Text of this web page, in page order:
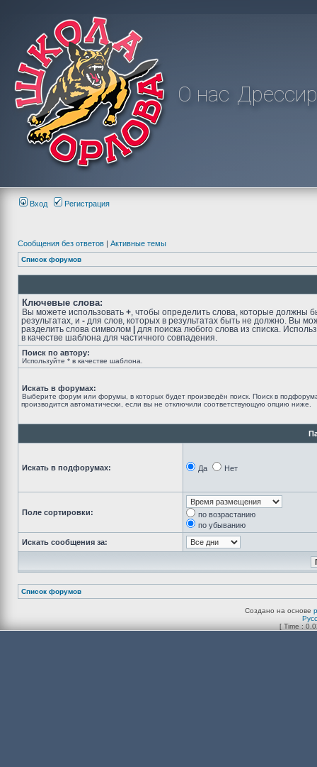
О нас
Вход Регистрация
Сообщения без ответов | Активные темы
Список форумов
Ключевые слова:
Вы можете использовать + , чтобы определить слова, которые должны
результатах, и - для слов, которых в результатах быть не должно. Вы
разделить слова символом
для поиска любого слова из списка.
в качестве шаблона для частичного совпадения.
Поиск по автору:
Используйте * в качестве шаблона.
Искать в форумах:
Выберите форум или форумы, в которых будет произведён поиск. Поиск в
производится автоматически, если вы не отключили соответствующую опцию ниже.
Искать в подфорумах: Да Нет
Поле сортировки:
по возрастанию
по убыванию
Искать сообщения за:
Список форумов
Создано на основе
[ Time :